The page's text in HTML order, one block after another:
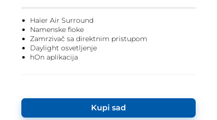
Haier Air Surround
Namenske fioke
Zamrzivač sa direktnim pristupom
Daylight osvetljenje
hOn aplikacija
Kupi sad